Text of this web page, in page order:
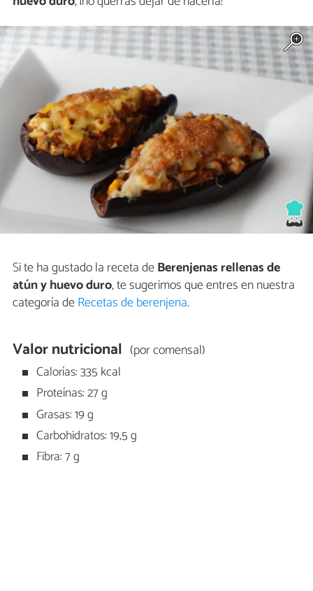
Si te ha gustado la receta deBerenjenas rellenas de
atún y huevo duro, te sugerimos que entres en nuestra
categoría deRecetas de berenjena.
Valor nutricional (por comensal)
Calorías: 335 kcal
Proteínas: 27 g
Grasas: 19 g
Carbohidratos: 19,5 g
Fibra: 7 g